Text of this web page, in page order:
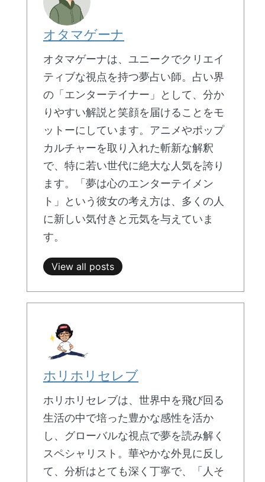
オタマゲーナ
オタマゲーナは、ユニークでクリエイ
ティブな視点を持つ夢占い師。占い界
の「エンターテイナー」として、分か
りやすい解説と笑顔を届けることをモ
ットーにしています。アニメやポップ
カルチャーを取り入れた斬新な解釈
で、特に若い世代に絶大な人気を誇り
ます。「夢は心のエンターテイメン
ト」という彼女の考え方は、多くの人
に新しい気付きと元気を与えていま
す。
View all posts
ホリホリセレブ
ホリホリセレブは、世界中を飛び回る
生活の中で培った豊かな感性を活か
し、グローバルな視点で夢を読み解く
スペシャリスト。華やかな外見に反し
て、分析はとても深く丁寧で、「人そ